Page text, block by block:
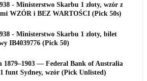
- Ministerstwo Skarbu 1 złoty, wzór z
WZÓR i BEZ WARTOŚCI (Pick 50s)
- Ministerstwo Skarbu 1 złoty, bilet
IB4039776 (Pick 50)
1879–1903 — Federal Bank of Australia
funt Sydney, wzór (Pick Unlisted)